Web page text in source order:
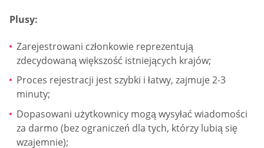
Plusy:
Zarejestrowani członkowie reprezentują
zdecydowaną większość istniejących krajów;
Proces rejestracji jest szybki i łatwy, zajmuje 2-3
minuty;
Dopasowani użytkownicy mogą wysyłać wiadomości
za darmo (bez ograniczeń dla tych, którzy lubią się
wzajemnie);